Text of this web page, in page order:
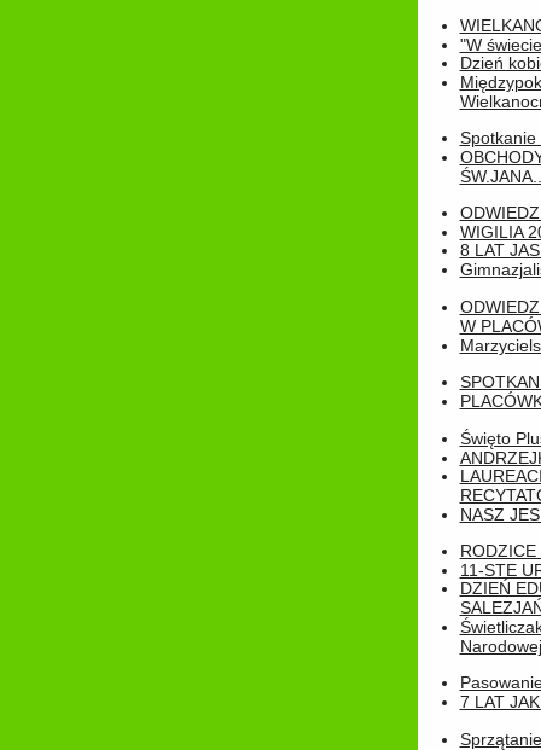
"W
Dzień
Spotkanie
WIGILIA
8 LAT
W
Święto
NASZ
RODZICE
11-STE
DZIEŃ
Narodowej
7 LAT